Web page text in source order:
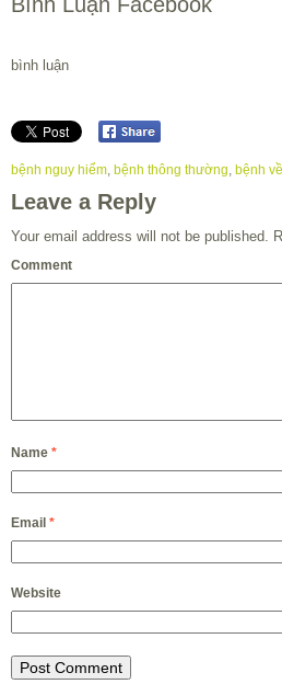
bình luận
bệnh nguy hiểm bệnh thông thường bệnh
Leave a Reply
Your email address will not be published.
Comment
Name *
Email *
Website